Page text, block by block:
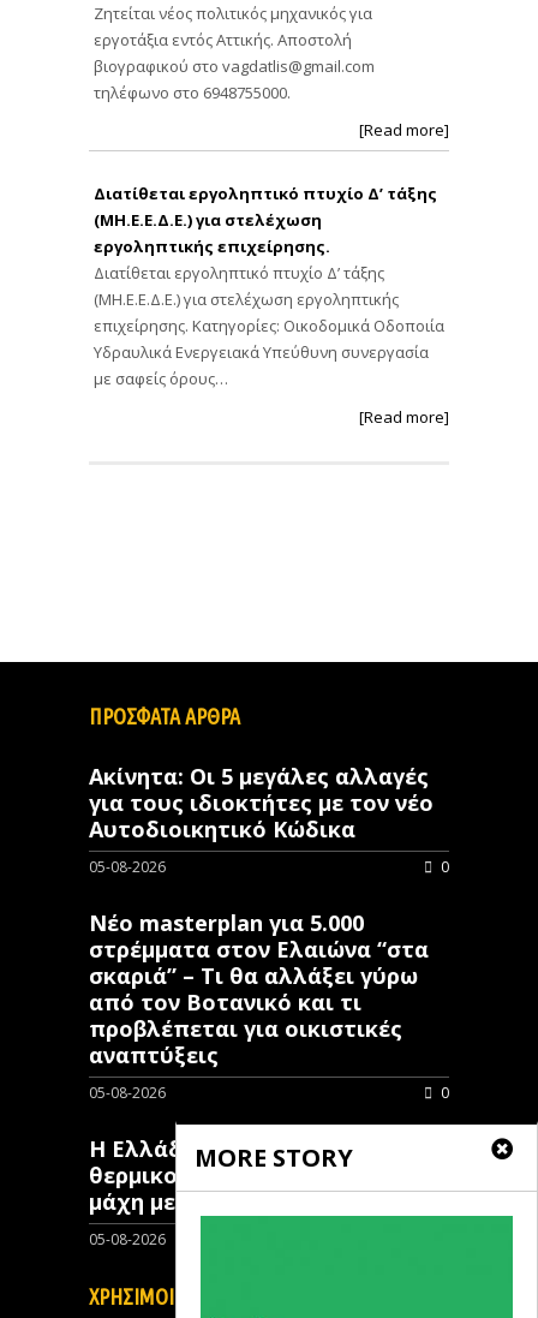
Ζητείται νέος πολιτικός μηχανικός για
εργοτάξια εντός Αττικής. Αποστολή
βιογραφικού στο vagdatlis@gmail.com
τηλέφωνο στο 6948755000.
[Read more]
Διατίθεται εργοληπτικό πτυχίο Δ’ τάξης
(ΜΗ.Ε.Ε.Δ.Ε.) για στελέχωση
εργοληπτικής επιχείρησης.
Διατίθεται εργοληπτικό πτυχίο Δ’ τάξης
(ΜΗ.Ε.Ε.Δ.Ε.) για στελέχωση εργοληπτικής
επιχείρησης. Κατηγορίες: Οικοδομικά Οδοποιία
Υδραυλικά Ενεργειακά Υπεύθυνη συνεργασία
με σαφείς όρους…
[Read more]
MORE STORY
ΠΡΟΣΦΑΤΑ ΑΡΘΡΑ
Ακίνητα: Οι 5 μεγάλες αλλαγές
για τους ιδιοκτήτες με τον νέο
Αυτοδιοικητικό Κώδικα
05-08-2026 0
Νέο masterplan για 5.000
στρέμματα στον Ελαιώνα “στα
σκαριά” – Τι θα αλλάξει γύρω
από τον Βοτανικό και τι
προβλέπεται για οικιστικές
αναπτύξεις
05-08-2026 0
Η Ελλάδα επιστρατεύει
θερμικούς δορυφόρους στη
μάχη με τις πυρκαγιές
05-08-2026
ΧΡΗΣΙΜΟΙ ΣΥΝΔΕΣΜΟΙ